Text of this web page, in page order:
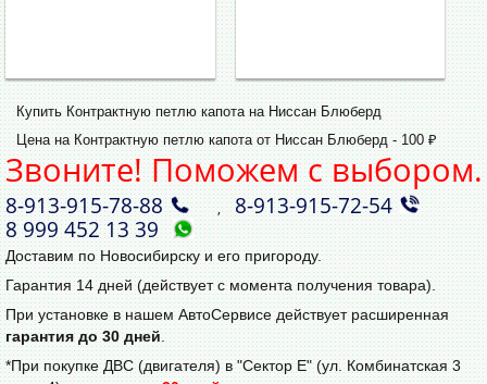
Купить Контрактную петлю капота на Ниссан Блюберд
Цена на Контрактную петлю капота от Ниссан Блюберд - 100 ₽
Звоните! Поможем с выбором.
8‑913‑915‑78‑88 ,8‑913‑915‑72‑54
8 999 452 13 39
Доставим по Новосибирску и его пригороду.
Гарантия 14 дней (действует с момента получения товара).
При установке в нашем АвтоСервисе действует расширенная
гарантия до 30 дней.
*При покупке ДВС (двигателя) в "Сектор Е" (ул. Комбинатская 3